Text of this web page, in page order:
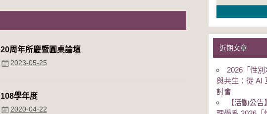
20周年所慶暨圓桌論壇
2023-05-25
108學年度
2020-04-22
近期文章
2026「性
與共生：從 AI
討會
【活動公